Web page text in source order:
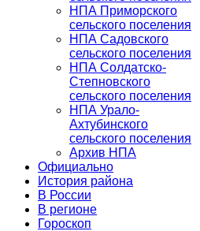
НПА Приморского
сельского поселения
НПА Садовского
сельского поселения
НПА Солдатско-
Степновского
сельского поселения
НПА Урало-
Ахтубинского
сельского поселения
Архив НПА
Официально
История района
В России
В регионе
Гороскоп